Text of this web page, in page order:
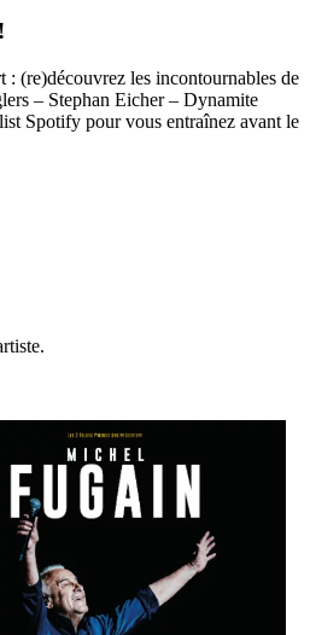
: (re)découvrez les incontournables de
– Stephan Eicher – Dynamite
Spotify pour vous entraînez avant le